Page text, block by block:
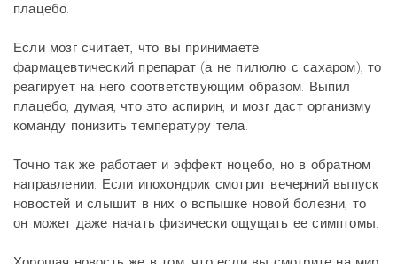
плацебо.
Если мозг считает, что вы принимаете
фармацевтический препарат (а не пилюлю с сахаром), то
реагирует на него соответствующим образом. Выпил
плацебо, думая, что это аспирин, и мозг даст организму
команду понизить температуру тела.
Точно так же работает и эффект ноцебо, но в обратном
направлении. Если ипохондрик смотрит вечерний выпуск
новостей и слышит в них о вспышке новой болезни, то
он может даже начать физически ощущать ее симптомы.